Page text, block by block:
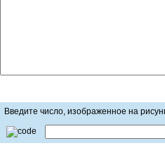
Введите число, изображенное на